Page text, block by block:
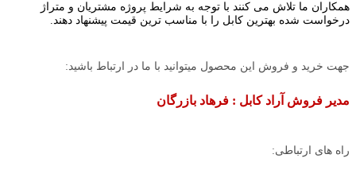
همکاران ما تلاش می کنند با توجه به شرایط پروژه مشتریان و متراژ
درخواست شده بهترین کابل را با مناسب ترین قیمت پیشنهاد دهند.
جهت خرید و فروش این محصول میتوانید با ما در ارتباط باشید:
مدیر فروش آراد کابل : فرهاد بازرگان
راه های ارتباطی: